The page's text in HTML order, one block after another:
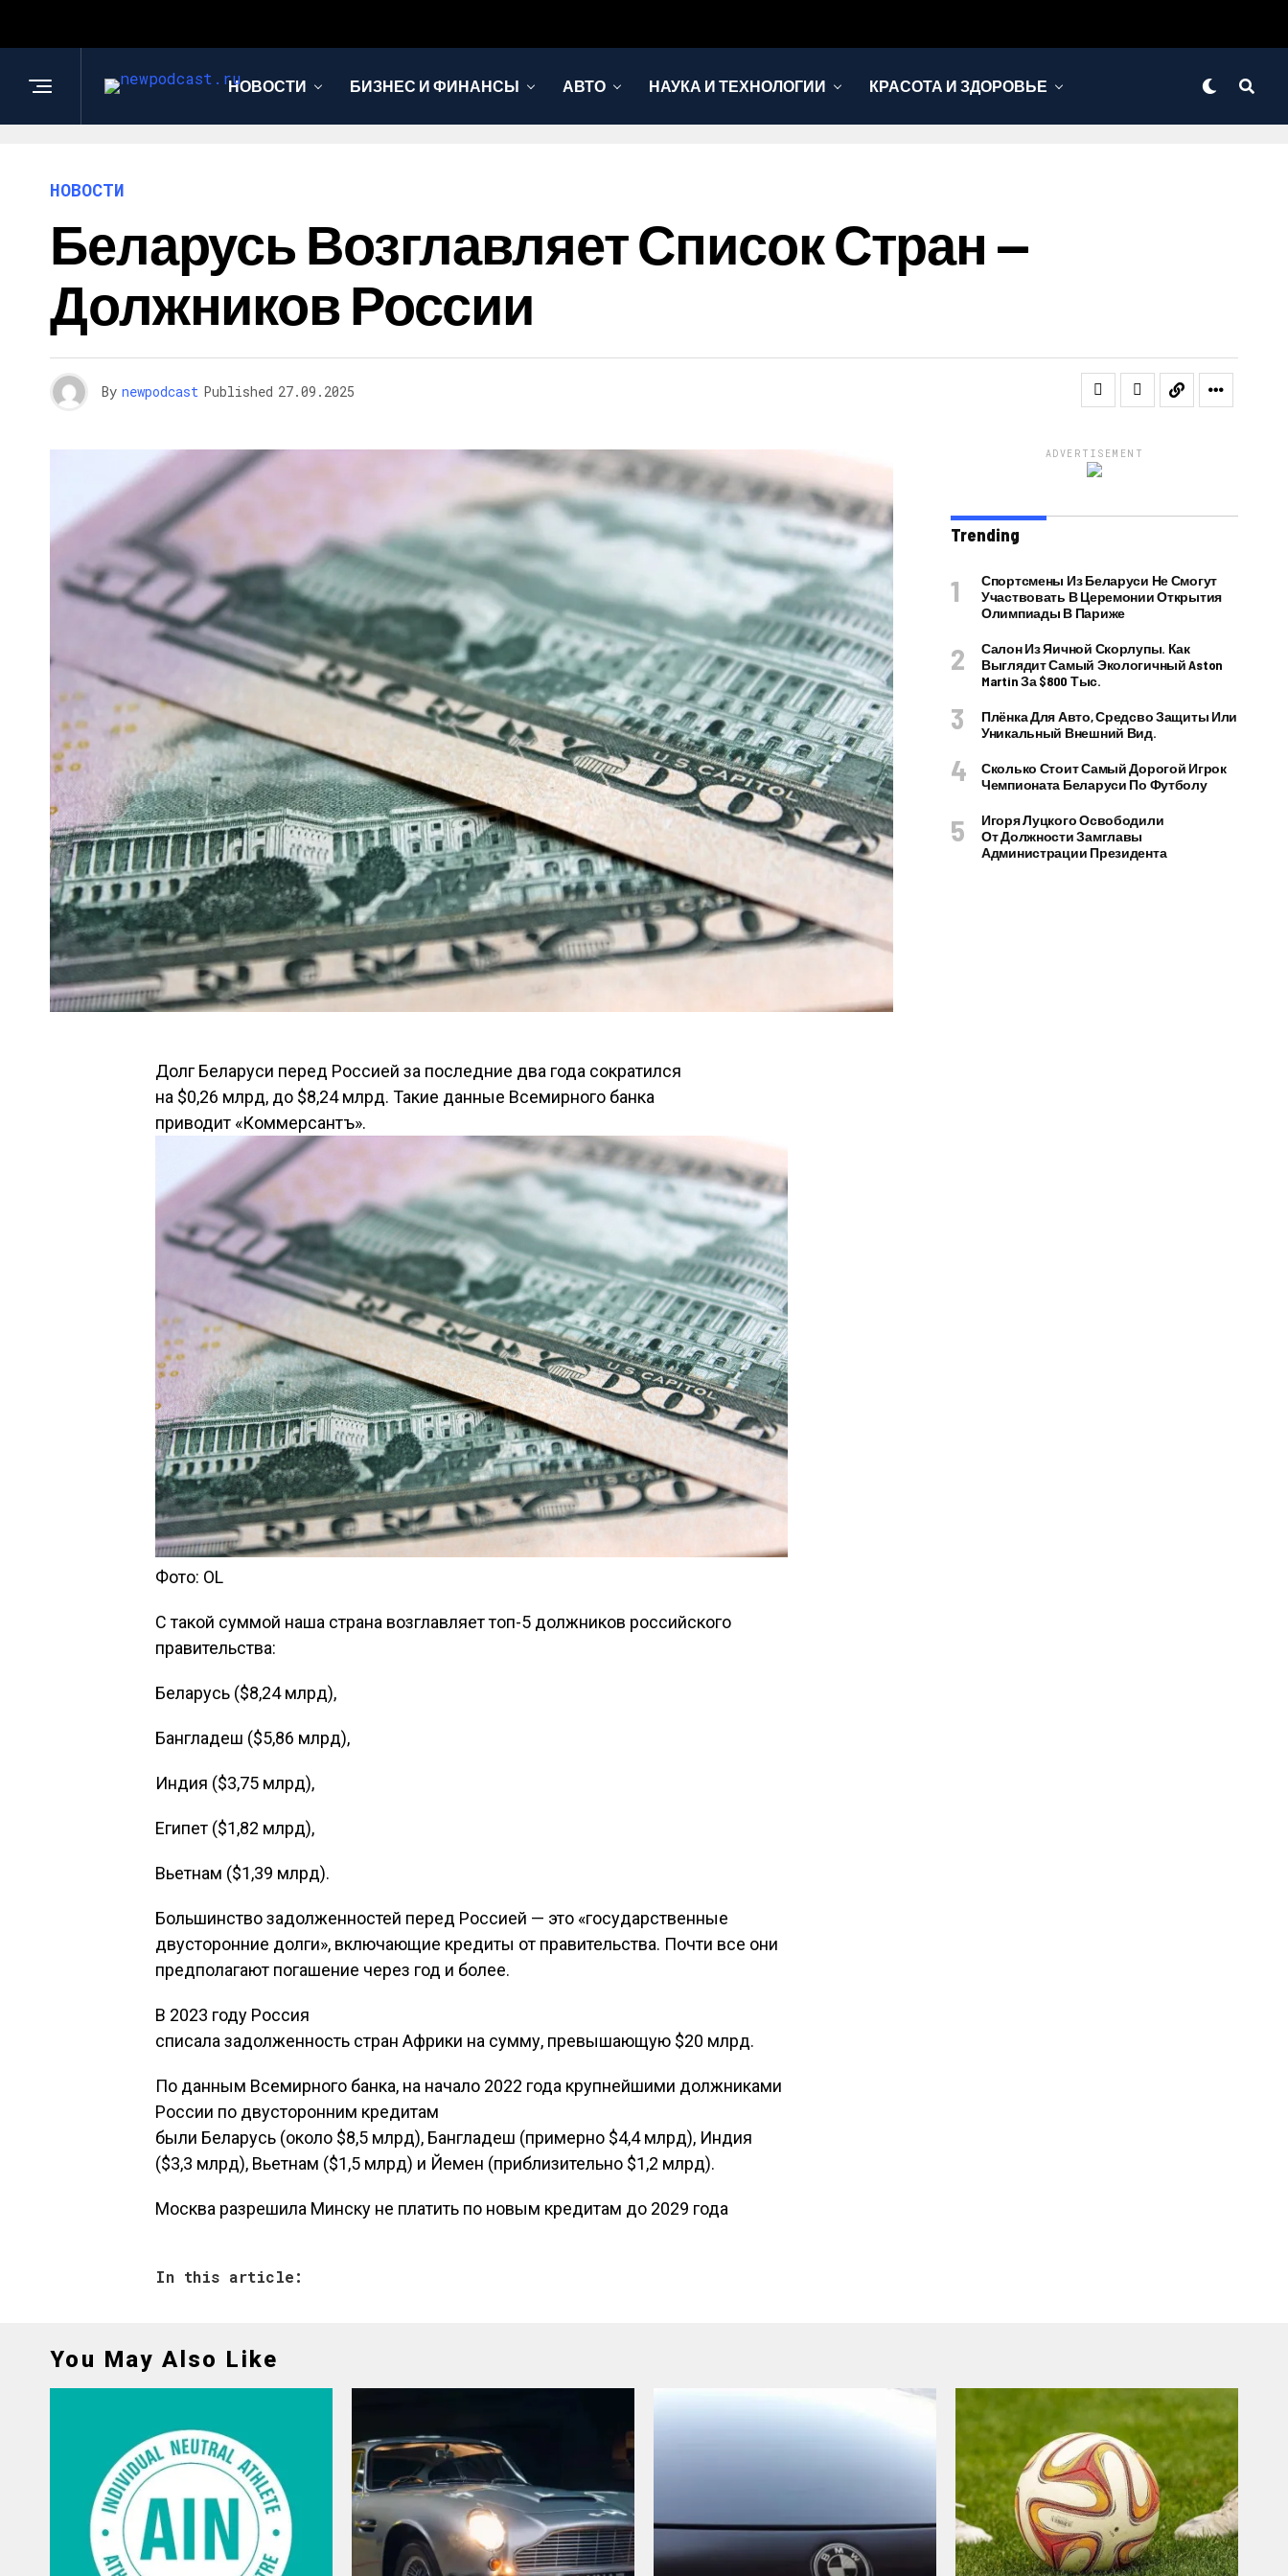
НОВОСТИ БИЗНЕС И ФИНАНСЫ АВТО НАУКА И ТЕХНОЛОГИИ КРАСОТА И ЗДОРОВЬЕ
НОВОСТИ
Беларусь Возглавляет Список Стран —
Должников России
By newpodcast Published 27.09.2025
Долг Беларуси перед Россией за последние два года сократился
на $0,26 млрд, до $8,24 млрд. Такие данные Всемирного банка
приводит «Коммерсантъ».
Фото: OL
С такой суммой наша страна возглавляет топ-5 должников российского
правительства:
Беларусь ($8,24 млрд),
Бангладеш ($5,86 млрд),
Индия ($3,75 млрд),
Египет ($1,82 млрд),
Вьетнам ($1,39 млрд).
Большинство задолженностей перед Россией — это «государственные
двусторонние долги», включающие кредиты от правительства. Почти все они
предполагают погашение через год и более.
В 2023 году Россия
списала задолженность стран Африки на сумму, превышающую $20 млрд.
По данным Всемирного банка, на начало 2022 года крупнейшими должниками
России по двусторонним кредитам
были Беларусь (около $8,5 млрд), Бангладеш (примерно $4,4 млрд), Индия
($3,3 млрд), Вьетнам ($1,5 млрд) и Йемен (приблизительно $1,2 млрд).
Москва разрешила Минску не платить по новым кредитам до 2029 года
In this article:
ADVERTISEMENT
Trending
Спортсмены Из Беларуси Не Смогут
Участвовать В Церемонии Открытия
Олимпиады В Париже
Салон Из Яичной Скорлупы. Как
Выглядит Самый Экологичный Aston
Martin За $800 Тыс.
Плёнка Для Авто, Средсво Защиты Или
Уникальный Внешний Вид.
Сколько Стоит Самый Дорогой Игрок
Чемпионата Беларуси По Футболу
Игоря Луцкого Освободили
От Должности Замглавы
Администрации Президента
You May Also Like